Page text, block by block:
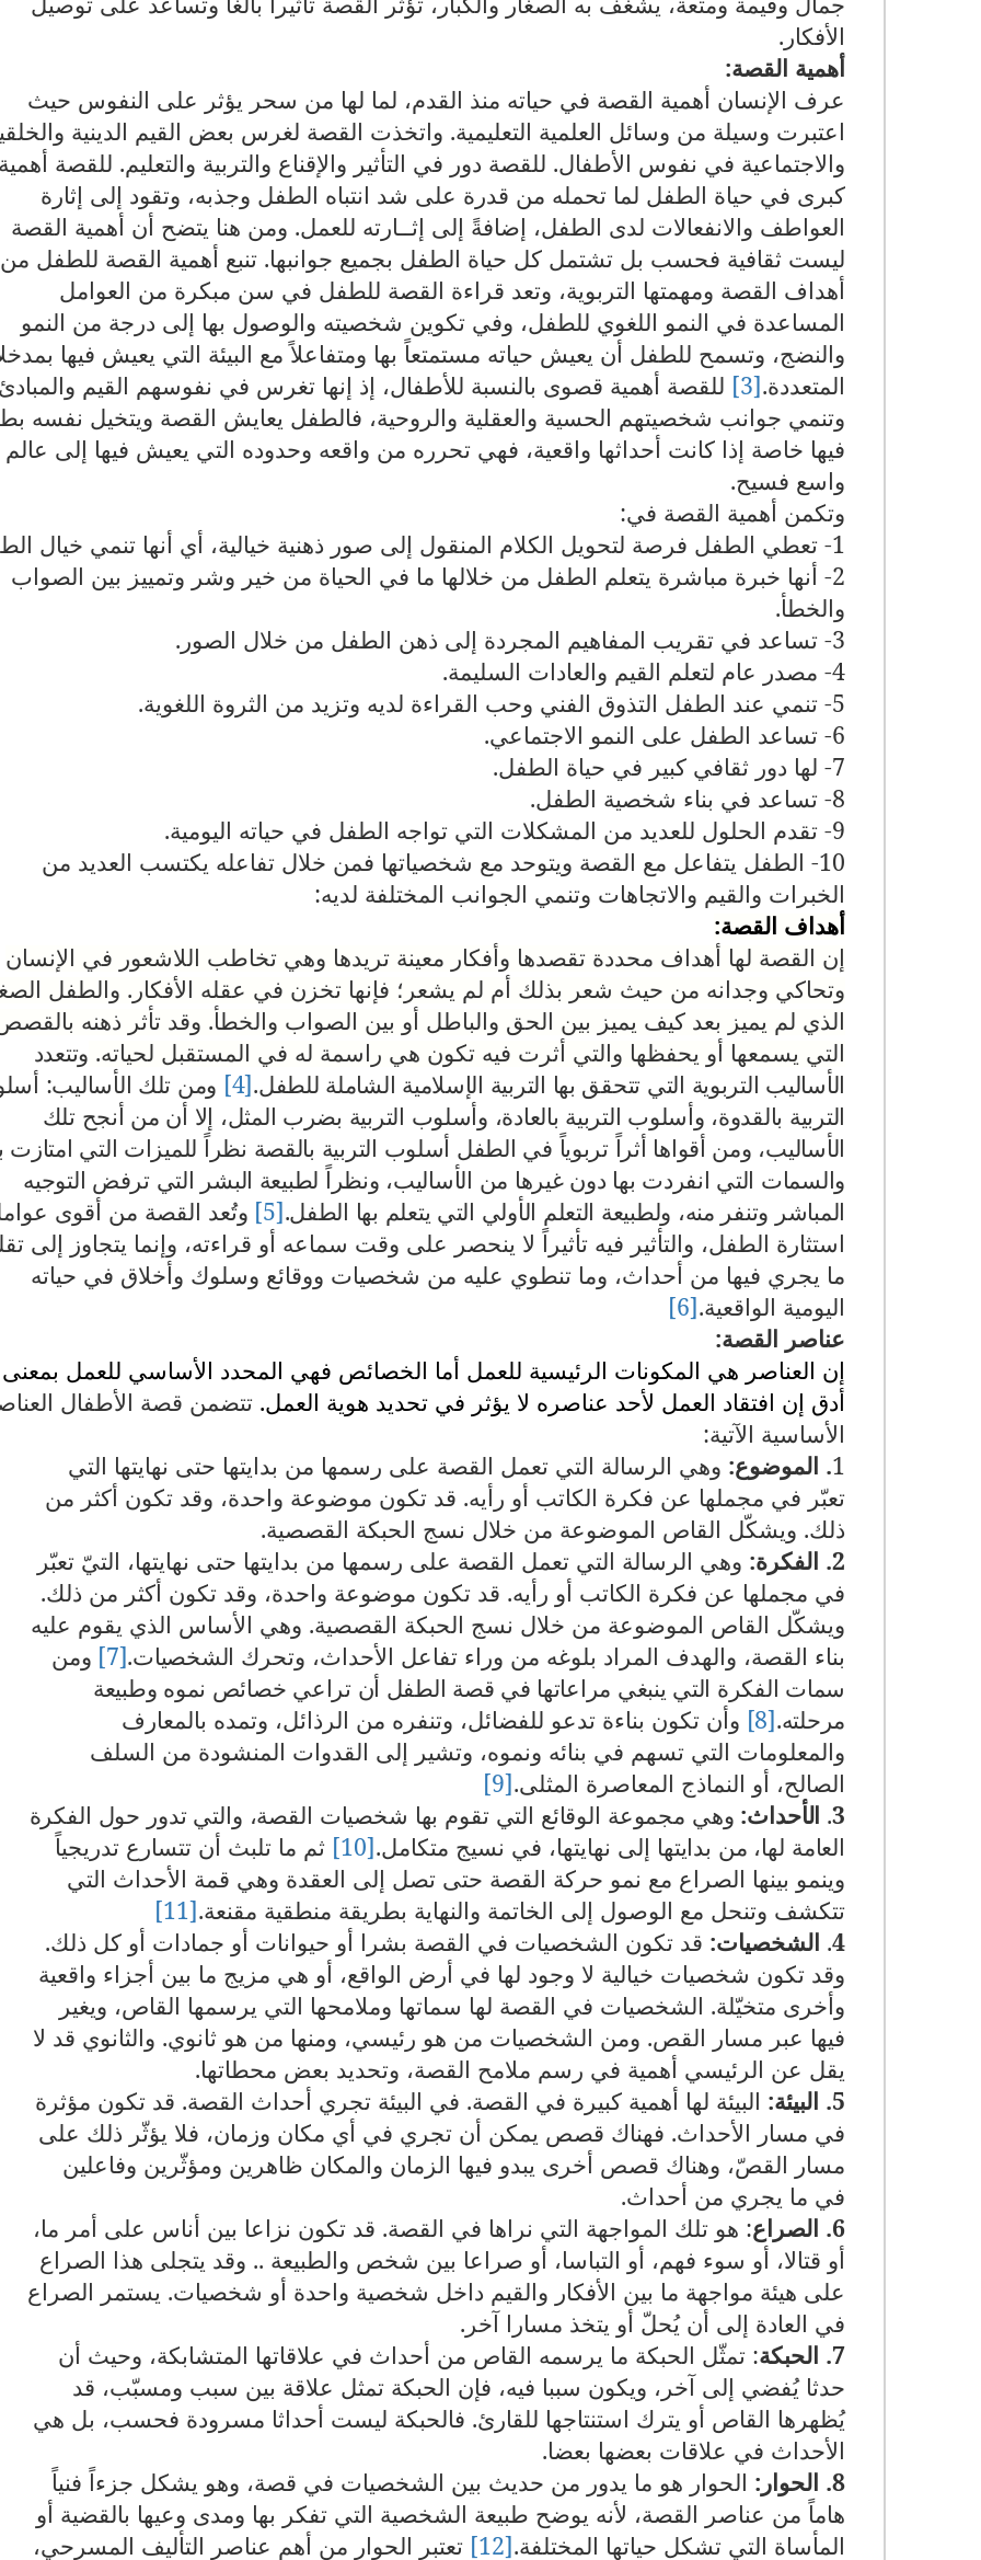
الأفكار.
أهمية القصة:
عرف الإنسان أهمية القصة في حياته منذ القدم، لما لها من سحر يؤثر على النفوس حيث
اعتبرت وسيلة من وسائل العلمية التعليمية. واتخذت القصة لغرس بعض القيم الدينية
والاجتماعية في نفوس الأطفال. للقصة دور في التأثير والإقناع والتربية والتعليم. للقصة أهمية
كبرى في حياة الطفل لما تحمله من قدرة على شد انتباه الطفل وجذبه، وتقود إلى إثارة
العواطف والانفعالات لدى الطفل، إضافةً إلى إثــارته للعمل. ومن هنا يتضح أن أهمية القصة
ليست ثقافية فحسب بل تشتمل كل حياة الطفل بجميع جوانبها. تنبع أهمية القصة للطفل من
أهداف القصة ومهمتها التربوية، وتعد قراءة القصة للطفل في سن مبكرة من العوامل
المساعدة في النمو اللغوي للطفل، وفي تكوين شخصيته والوصول بها إلى درجة من النمو
والنضج، وتسمح للطفل أن يعيش حياته مستمتعاً بها ومتفاعلاً مع البيئة التي يعيش فيها
المتعددة.[3]
للقصة أهمية قصوى بالنسبة للأطفال، إذ إنها تغرس في نفوسهم القيم
وتنمي جوانب شخصيتهم الحسية والعقلية والروحية، فالطفل يعايش القصة ويتخيل نفسه
فيها خاصة إذا كانت أحداثها واقعية، فهي تحرره من واقعه وحدوده التي يعيش فيها إلى عالم
واسع فسيح.
وتكمن أهمية القصة في:
1- تعطي الطفل فرصة لتحويل الكلام المنقول إلى صور ذهنية خيالية، أي أنها تنمي خيال الطفل
2- أنها خبرة مباشرة يتعلم الطفل من خلالها ما في الحياة من خير وشر وتمييز بين الصواب
والخطأ.
3- تساعد في تقريب المفاهيم المجردة إلى ذهن الطفل من خلال الصور
.
4- مصدر عام لتعلم القيم والعادات السليمة
.
5- تنمي عند الطفل التذوق الفني وحب القراءة لديه وتزيد من الثروة اللغوية
.
6- تساعد الطفل على النمو الاجتماعي
.
7- لها دور ثقافي كبير في حياة الطفل
.
8- تساعد في بناء شخصية الطفل
.
9- تقدم الحلول للعديد من المشكلات التي تواجه الطفل في حياته اليومية
.
10- الطفل يتفاعل مع القصة ويتوحد مع شخصياتها فمن خلال تفاعله يكتسب العديد من
الخبرات والقيم والاتجاهات وتنمي الجوانب المختلفة لديه:
أهداف القصة:
إن القصة لها أهداف محددة تقصدها وأفكار معينة تريدها وهي تخاطب اللاشعور في الإنسان
وتحاكي وجدانه من حيث شعر بذلك أم لم يشعر؛ فإنها تخزن في عقله الأفكار. والطفل
الذي لم يميز بعد كيف يميز بين الحق والباطل أو بين الصواب والخطأ. وقد تأثر ذهنه
التي يسمعها أو يحفظها والتي أثرت فيه تكون هي راسمة له في المستقبل لحياته. وتتعدد
الأساليب التربوية التي تتحقق بها التربية الإسلامية الشاملة للطفل.[4]
ومن تلك الأساليب:
التربية بالقدوة، وأسلوب التربية بالعادة، وأسلوب التربية بضرب المثل، إلا أن من أنجح تلك
الأساليب، ومن أقواها أثراً تربوياً في الطفل أسلوب التربية بالقصة نظراً للميزات التي امتازت
والسمات التي انفردت بها دون غيرها من الأساليب، ونظراً لطبيعة البشر التي ترفض التوجيه
المباشر وتنفر منه، ولطبيعة التعلم الأولي التي يتعلم بها الطفل.[5]
وتُعد القصة من أقوى
استثارة الطفل، والتأثير فيه تأثيراً لا ينحصر على وقت سماعه أو قراءته، وإنما يتجاوز إلى
ما يجري فيها من أحداث، وما تنطوي عليه من شخصيات ووقائع وسلوك وأخلاق في حياته
اليومية الواقعية.[6]
عناصر القصة:
إن العناصر هي المكونات الرئيسية للعمل أما الخصائص فهي المحدد الأساسي للعمل بمعنى
أدق إن افتقاد العمل لأحد عناصره لا يؤثر في تحديد هوية العمل. تتضمن قصة الأطفال
الأساسية الآتية:
1. الموضوع: وهي الرسالة التي تعمل القصة على رسمها من بدايتها حتى نهايتها التي
تعبّر في مجملها عن فكرة الكاتب أو رأيه. قد تكون موضوعة واحدة، وقد تكون أكثر من
ذلك. ويشكّل القاص الموضوعة من خلال نسج الحبكة القصصية.
2. الفكرة:
وهي الرسالة التي تعمل القصة على رسمها من بدايتها حتى نهايتها، التيّ تعبّر
في مجملها عن فكرة الكاتب أو رأيه. قد تكون موضوعة واحدة، وقد تكون أكثر من ذلك.
ويشكّل القاص الموضوعة من خلال نسج الحبكة القصصية. وهي الأساس الذي يقوم عليه
بناء القصة، والهدف المراد بلوغه من وراء تفاعل الأحداث، وتحرك الشخصيات.[7]
ومن
سمات الفكرة التي ينبغي مراعاتها في قصة الطفل أن تراعي خصائص نموه وطبيعة
مرحلته.[8]
وأن تكون بناءة تدعو للفضائل، وتنفره من الرذائل، وتمده بالمعارف
والمعلومات التي تسهم في بنائه ونموه، وتشير إلى القدوات المنشودة من السلف
الصالح، أو النماذج المعاصرة المثلى.[9]
3
. الأحداث: وهي مجموعة الوقائع التي تقوم بها شخصيات القصة، والتي تدور حول الفكرة
العامة لها، من بدايتها إلى نهايتها، في نسيج متكامل.[10]
ثم ما تلبث أن تتسارع تدريجياً
وينمو بينها الصراع مع نمو حركة القصة حتى تصل إلى العقدة وهي قمة الأحداث التي
تتكشف وتنحل مع الوصول إلى الخاتمة والنهاية بطريقة منطقية مقنعة.[11]
4
. الشخصيات: قد تكون الشخصيات في القصة بشرا أو حيوانات أو جمادات أو كل ذلك.
وقد تكون شخصيات خيالية لا وجود لها في أرض الواقع، أو هي مزيج ما بين أجزاء واقعية
وأخرى متخيّلة. الشخصيات في القصة لها سماتها وملامحها التي يرسمها القاص، ويغير
فيها عبر مسار القص. ومن الشخصيات من هو رئيسي، ومنها من هو ثانوي. والثانوي قد لا
يقل عن الرئيسي أهمية في رسم ملامح القصة، وتحديد بعض محطاتها.
5. البيئة: البيئة لها أهمية كبيرة في القصة. في البيئة تجري أحداث القصة. قد تكون مؤثرة
في مسار الأحداث. فهناك قصص يمكن أن تجري في أي مكان وزمان، فلا يؤثّر ذلك على
مسار القصّ، وهناك قصص أخرى يبدو فيها الزمان والمكان ظاهرين ومؤثّرين وفاعلين
في ما يجري من أحداث.
6. الصراع
: هو تلك المواجهة التي نراها في القصة. قد تكون نزاعا بين أناس على أمر ما،
أو قتالا، أو سوء فهم، أو التباسا، أو صراعا بين شخص والطبيعة .. وقد يتجلى هذا الصراع
على هيئة مواجهة ما بين الأفكار والقيم داخل شخصية واحدة أو شخصيات. يستمر الصراع
في العادة إلى أن يُحلّ أو يتخذ مسارا آخر.
7. الحبكة
: تمثّل الحبكة ما يرسمه القاص من أحداث في علاقاتها المتشابكة، وحيث أن
حدثا يُفضي إلى آخر، ويكون سببا فيه، فإن الحبكة تمثل علاقة بين سبب ومسبّب، قد
يُظهرها القاص أو يترك استنتاجها للقارئ. فالحبكة ليست أحداثا مسرودة فحسب، بل هي
الأحداث في علاقات بعضها بعضا.
8. الحوار: الحوار هو ما يدور من حديث بين الشخصيات في قصة، وهو يشکل جزءاً فنياً
هاماً من عناصر القصة، لأنه يوضح طبيعة الشخصية التي تفکر بها ومدی وعيها بالقضية أو
المأساة التي تشکل حياتها المختلفة.[12] تعتبر الحوار من أهم عناصر التأليف المسرحي،